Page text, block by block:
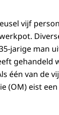
vijf
jarige man
gehandeld
één van de
(OM) eist